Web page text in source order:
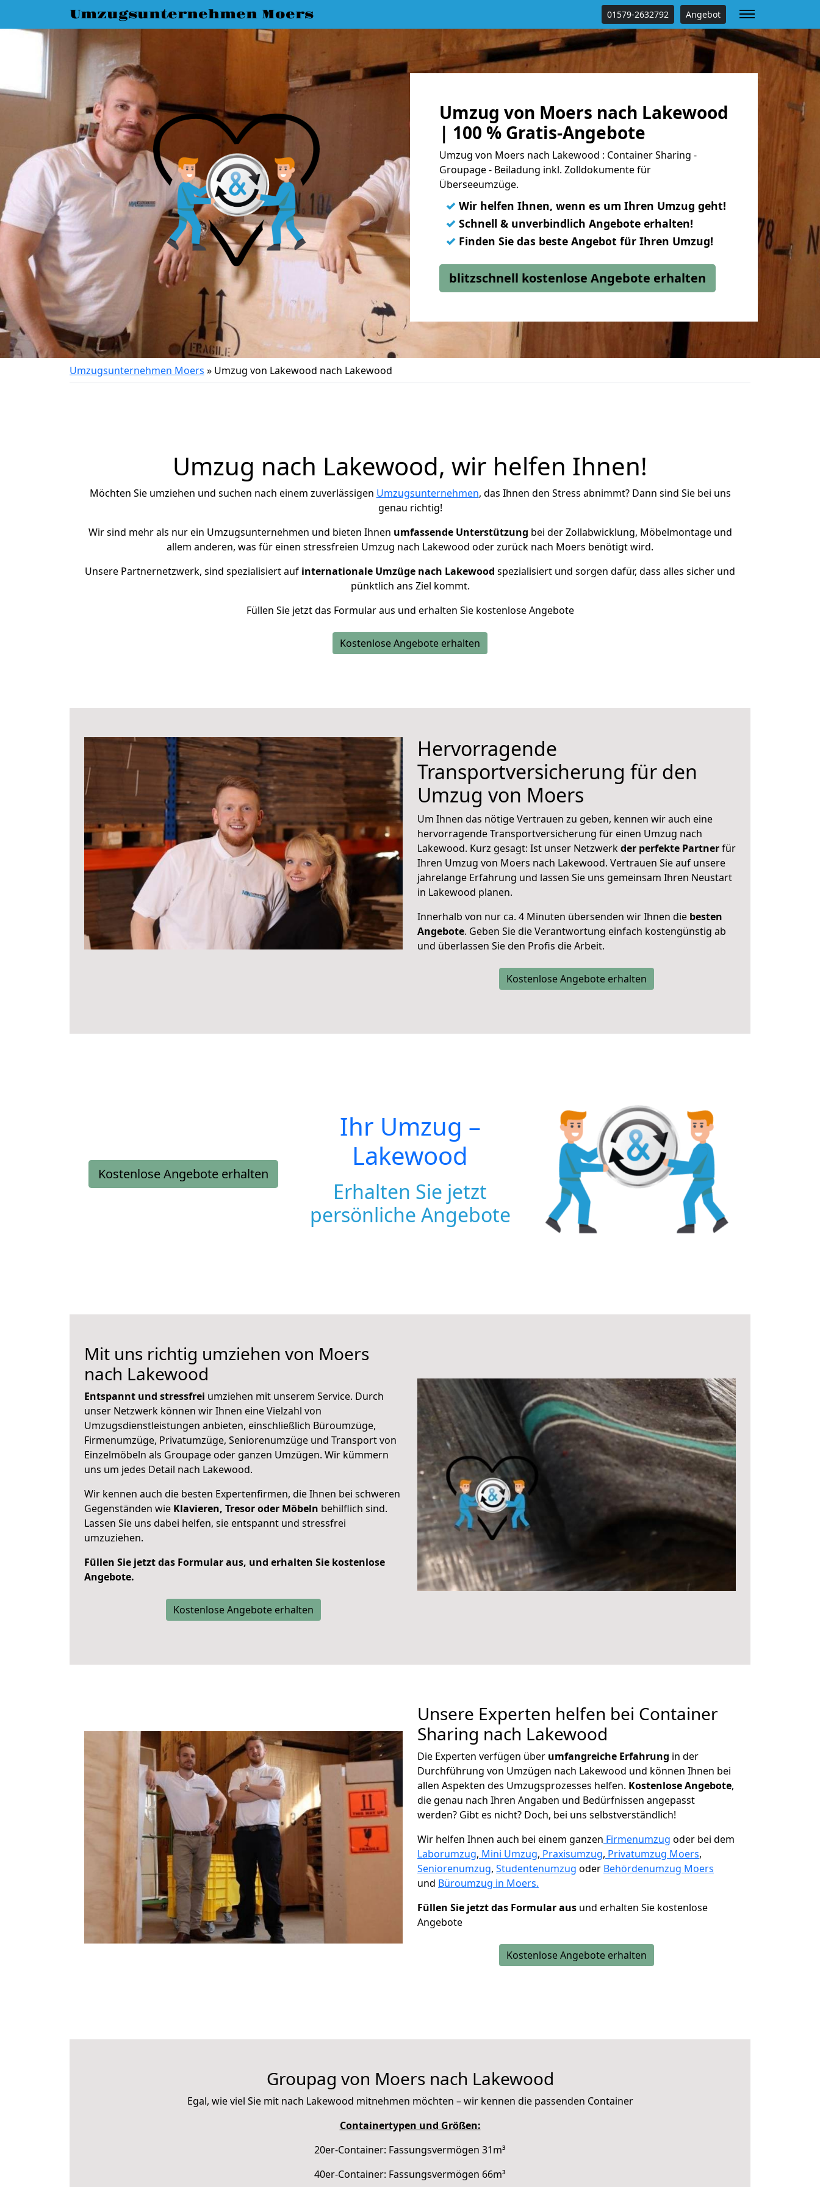
Umzugsunternehmen Moers 01579-2632792 Angebot
Umzug von Moers nach Lakewood
| 100 % Gratis-Angebote
Umzug von Moers nach Lakewood : Container Sharing -
Groupage - Beiladung inkl. Zolldokumente für
Überseeumzüge.
✓ Wir helfen Ihnen, wenn es um Ihren Umzug geht!
✓ Schnell & unverbindlich Angebote erhalten!
✓ Finden Sie das beste Angebot für Ihren Umzug!
blitzschnell kostenlose Angebote erhalten
Umzugsunternehmen Moers » Umzug von Lakewood nach Lakewood
Umzug nach Lakewood, wir helfen Ihnen!
Möchten Sie umziehen und suchen nach einem zuverlässigen Umzugsunternehmen, das Ihnen den Stress abnimmt? Dann sind Sie bei uns
genau richtig!
Wir sind mehr als nur ein Umzugsunternehmen und bieten Ihnen umfassende Unterstützung bei der Zollabwicklung, Möbelmontage und
allem anderen, was für einen stressfreien Umzug nach Lakewood oder zurück nach Moers benötigt wird.
Unsere Partnernetzwerk, sind spezialisiert auf internationale Umzüge nach Lakewood spezialisiert und sorgen dafür, dass alles sicher und
pünktlich ans Ziel kommt.
Füllen Sie jetzt das Formular aus und erhalten Sie kostenlose Angebote
Kostenlose Angebote erhalten
Hervorragende
Transportversicherung für den
Umzug von Moers
Um Ihnen das nötige Vertrauen zu geben, kennen wir auch eine
hervorragende Transportversicherung für einen Umzug nach
Lakewood. Kurz gesagt: Ist unser Netzwerkder perfekte Partnerfür
Ihren Umzug von Moers nach Lakewood. Vertrauen Sie auf unsere
jahrelange Erfahrung und lassen Sie uns gemeinsam Ihren Neustart
in Lakewood planen.
Innerhalb von nur ca. 4 Minuten übersenden wir Ihnen die besten
Angebote. Geben Sie die Verantwortung einfach kostengünstig ab
und überlassen Sie den Profis die Arbeit.
Kostenlose Angebote erhalten
Kostenlose Angebote erhalten
Ihr Umzug –
Lakewood
Erhalten Sie jetzt
persönliche Angebote
Mit uns richtig umziehen von Moers
nach Lakewood
Entspannt und stressfrei umziehen mit unserem Service. Durch
unser Netzwerk können wir Ihnen eine Vielzahl von
Umzugsdienstleistungen anbieten, einschließlich Büroumzüge,
Firmenumzüge, Privatumzüge, Seniorenumzüge und Transport von
Einzelmöbeln als Groupage oder ganzen Umzügen. Wir kümmern
uns um jedes Detail nach Lakewood.
Wir kennen auch die besten Expertenfirmen, die Ihnen bei schweren
Gegenständen wie Klavieren, Tresor oder Möbeln behilflich sind.
Lassen Sie uns dabei helfen, sie entspannt und stressfrei
umzuziehen.
Füllen Sie jetzt das Formular aus, und erhalten Sie kostenlose
Angebote.
Kostenlose Angebote erhalten
Unsere Experten helfen bei Container
Sharing nach Lakewood
Die Experten verfügen über umfangreiche Erfahrung in der
Durchführung von Umzügen nach Lakewood und können Ihnen bei
allen Aspekten des Umzugsprozesses helfen. Kostenlose Angebote,
die genau nach Ihren Angaben und Bedürfnissen angepasst
werden? Gibt es nicht? Doch, bei uns selbstverständlich!
Wir helfen Ihnen auch bei einem ganzen Firmenumzug oder bei dem
Laborumzug, Mini Umzug, Praxisumzug, Privatumzug Moers,
Seniorenumzug, Studentenumzug oder Behördenumzug Moers
und Büroumzug in Moers.
Füllen Sie jetzt das Formular aus und erhalten Sie kostenlose
Angebote
Kostenlose Angebote erhalten
Groupag von Moers nach Lakewood
Egal, wie viel Sie mit nach Lakewood mitnehmen möchten – wir kennen die passenden Container
Containertypen und Größen:
20er-Container: Fassungsvermögen 31m³
40er-Container: Fassungsvermögen 66m³